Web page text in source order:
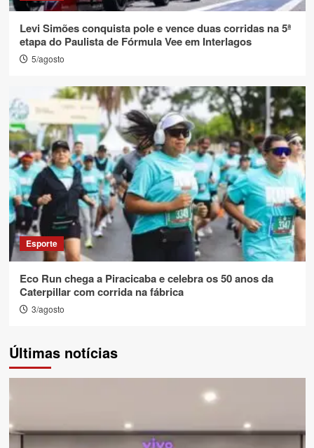
Levi Simões conquista pole e vence duas corridas na 5ª
etapa do Paulista de Fórmula Vee em Interlagos
5/agosto
Esporte
Eco Run chega a Piracicaba e celebra os 50 anos da
Caterpillar com corrida na fábrica
3/agosto
Últimas notícias